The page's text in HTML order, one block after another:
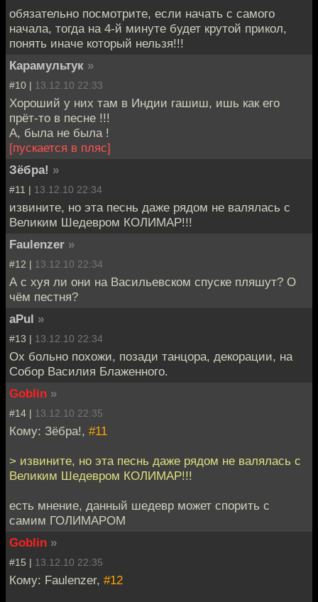
обязательно посмотрите, если начать с самого
начала, тогда на 4-й минуте будет крутой прикол,
понять иначе который нельзя!!!
Карамультук »
#10 | 13.12.10 22:33
Хороший у них там в Индии гашиш, ишь как его
прёт-то в песне !!!
А, была не была !
[пускается в пляс]
Зёбра! »
#11 | 13.12.10 22:34
извините, но эта песнь даже рядом не валялась с
Великим Шедевром КОЛИМАР!!!
Faulenzer »
#12 | 13.12.10 22:34
А с хуя ли они на Васильевском спуске пляшут? О
чём пестня?
aPul »
#13 | 13.12.10 22:34
Ох больно похожи, позади танцора, декорации, на
Собор Василия Блаженного.
Goblin »
#14 | 13.12.10 22:35
Кому: Зёбра!, #11
> извините, но эта песнь даже рядом не валялась с
Великим Шедевром КОЛИМАР!!!
есть мнение, данный шедевр может спорить с
самим ГОЛИМАРОМ
Goblin »
#15 | 13.12.10 22:35
Кому: Faulenzer, #12